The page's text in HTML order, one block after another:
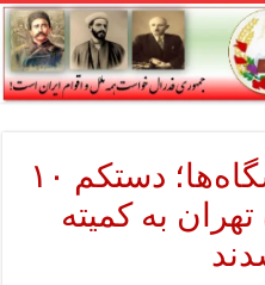
اعتراضات در دانشگاه‌ها؛ دستکم ۱۰
به کمیته